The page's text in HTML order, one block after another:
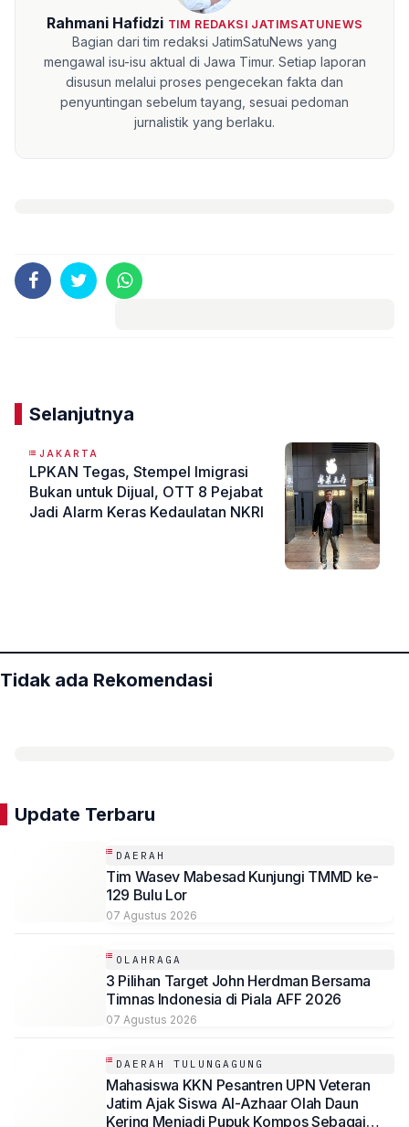
Rahmani Hafidzi TIM REDAKSI JATIMSATUNEWS
Bagian dari tim redaksi JatimSatuNews yang
mengawal isu-isu aktual di Jawa Timur. Setiap laporan
disusun melalui proses pengecekan fakta dan
penyuntingan sebelum tayang, sesuai pedoman
jurnalistik yang berlaku.
Selanjutnya
JAKARTA
LPKAN Tegas, Stempel Imigrasi
Bukan untuk Dijual, OTT 8 Pejabat
Jadi Alarm Keras Kedaulatan NKRI
Tidak ada Rekomendasi
Update Terbaru
DAERAH
Tim Wasev Mabesad Kunjungi TMMD ke-
129 Bulu Lor
07 Agustus 2026
OLAHRAGA
3 Pilihan Target John Herdman Bersama
Timnas Indonesia di Piala AFF 2026
07 Agustus 2026
DAERAH TULUNGAGUNG
Mahasiswa KKN Pesantren UPN Veteran
Jatim Ajak Siswa Al-Azhaar Olah Daun
Kering Menjadi Pupuk Kompos Sebagai